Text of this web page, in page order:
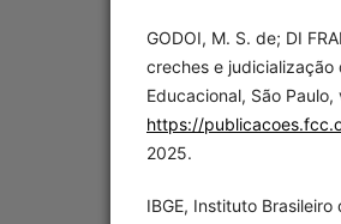
GODOI, M. S. de; DI
creches e judicialização
Educacional, São
https://
2025.
IBGE, Instituto